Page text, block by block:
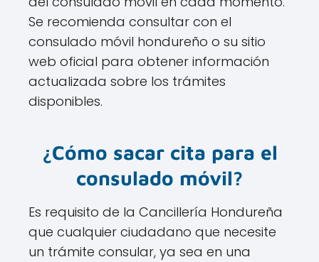
Se recomienda consultar con el
consulado móvil hondureño o su sitio
web oficial para obtener información
actualizada sobre los trámites
disponibles.
¿Cómo sacar cita para el
consulado móvil?
Es requisito de la Cancillería Hondureña
que cualquier ciudadano que necesite
un trámite consular, ya sea en una